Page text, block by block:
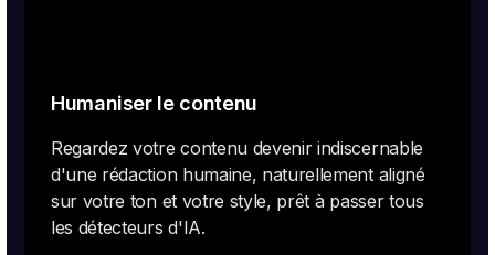
Humaniser le contenu
Regardez votre contenu devenir indiscernable
d'une rédaction humaine, naturellement aligné
sur votre ton et votre style, prêt à passer tous
les détecteurs d'IA.